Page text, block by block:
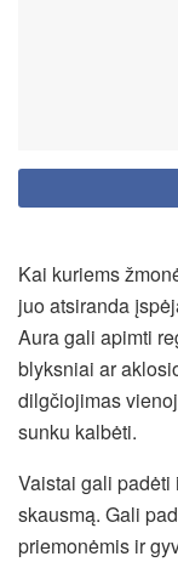
Kai kuriems
juo atsiranda
Aura gali apimti
blyksniai ar
dilgčiojimas
sunku kalbėti.
Vaistai gali padėti
skausmą. Gali
priemonėmis ir